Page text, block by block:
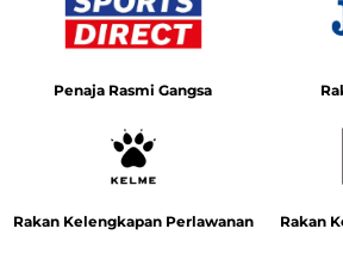
Penaja Rasmi Gangsa
Rakan Kelengkapan Perlawanan Rakan